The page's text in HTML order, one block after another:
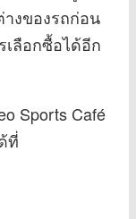
งของรถก่อน
เลือกซื้อได้อีก
Sports Café
ที่